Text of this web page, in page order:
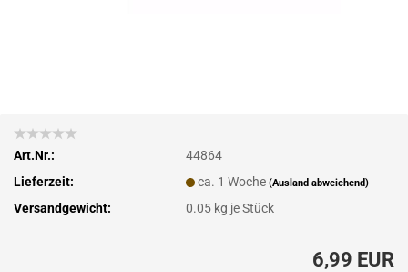
Art.Nr.:
44864
Lieferzeit:
ca. 1 Woche(Ausland abweichend)
Versandgewicht: 0.05 kg je Stück
6,99 EUR